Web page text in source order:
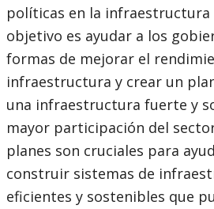
políticas en la infraestructura
objetivo es ayudar a los
formas de mejorar el
infraestructura y crear un
una infraestructura fuerte y
mayor participación del
planes son cruciales para
construir sistemas de
eficientes y sostenibles que